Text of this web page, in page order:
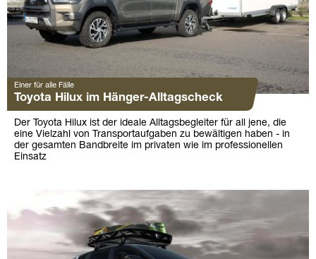
Einer für alle Fälle
Toyota Hilux im Hänger-Alltagscheck
Der Toyota Hilux ist der ideale Alltagsbegleiter für all jene, die
eine Vielzahl von Transportaufgaben zu bewältigen haben - in
der gesamten Bandbreite im privaten wie im professionellen
Einsatz